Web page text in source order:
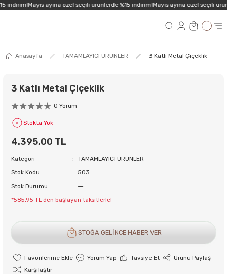
indirim!Mayıs ayına özel seçili ürünlerde %15 indirim!Mayıs ayına özel seçili
Anasayfa TAMAMLAYICI ÜRÜNLER 3 Katlı Metal Çiçeklik
3 Katlı Metal Çiçeklik
0 Yorum
Stokta Yok
4.395,00 TL
Kategori
TAMAMLAYICI ÜRÜNLER
Stok Kodu
503
Stok Durumu
*585,95 TL den başlayan taksitlerle!
STOĞA GELİNCE HABER VER
Yorum Yap Tavsiye Et
Ürünü Paylaş
Karşılaştır